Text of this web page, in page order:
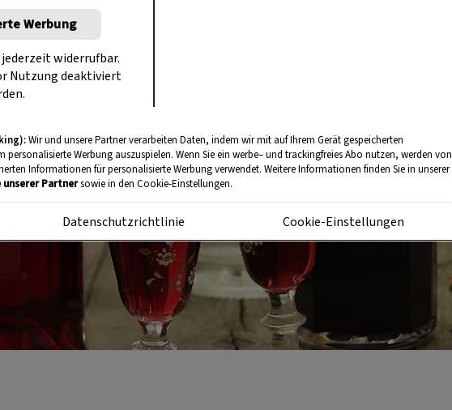
Werbung
widerrufbar.
Nutzung deaktiviert
Wir und unsere Partner verarbeiten Daten, indem wir mit auf Ihrem Gerät gespeicherten
Werbung auszuspielen. Wenn Sie ein werbe– und trackingfreies Abo nutzen, werden von
Informationen für personalisierte Werbung verwendet. Weitere Informationen finden Sie in unserer
unserer Partnersowie in den Cookie-Einstellungen.
Datenschutzrichtlinie Cookie-Einstellungen